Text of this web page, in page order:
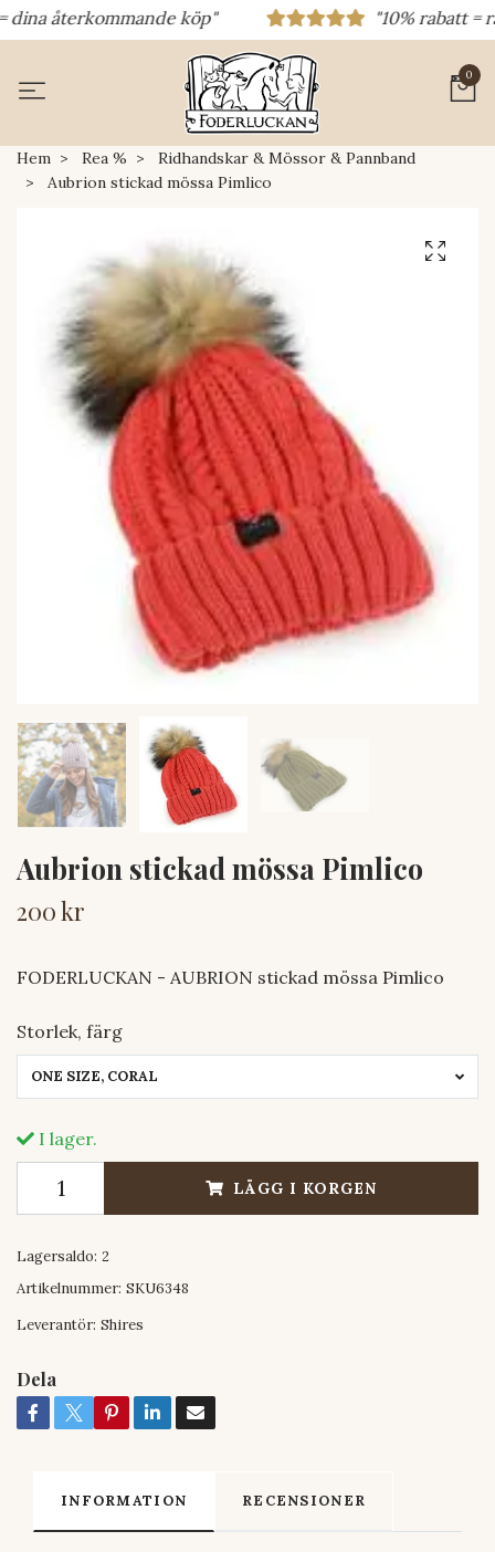
återkommande köp" "10% rabatt =
0
Hem Rea %
Ridhandskar & Mössor & Pannband
Aubrion stickad mössa Pimlico
Aubrion stickad mössa Pimlico
200 kr
FODERLUCKAN - AUBRION stickad mössa Pimlico
Storlek, färg
ONE SIZE, CORAL
I lager.
LÄGG I KORGEN
Lagersaldo: 2
Artikelnummer: SKU6348
Leverantör: Shires
Dela
INFORMATION RECENSIONER